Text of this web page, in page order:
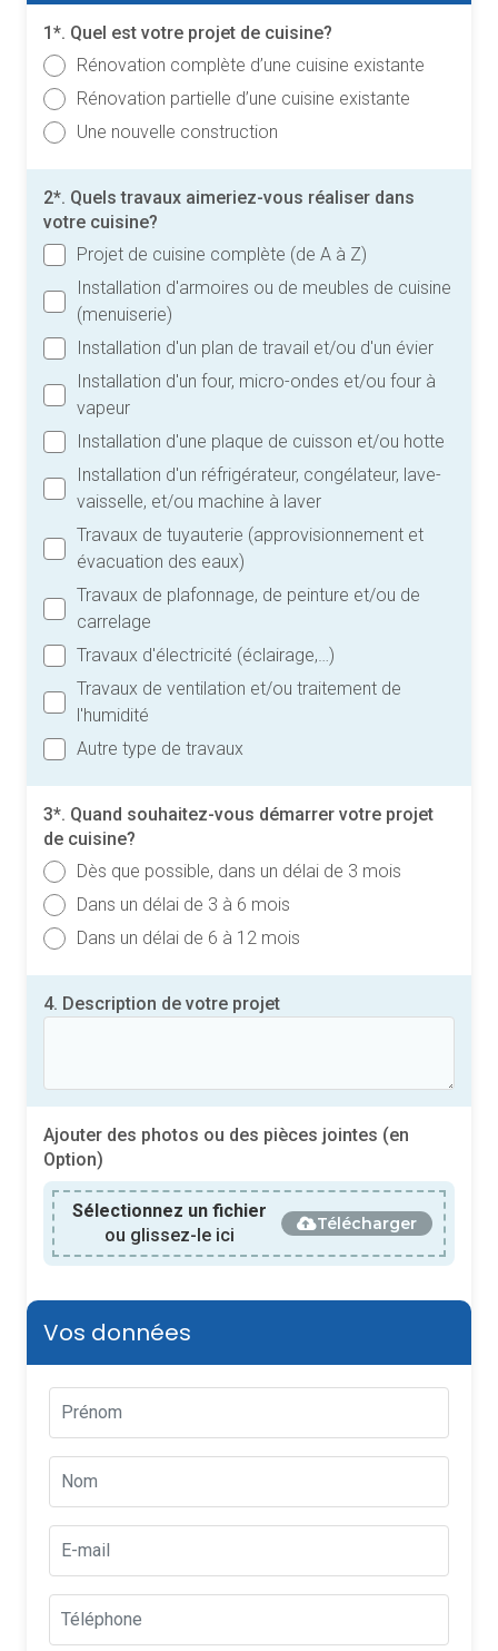
1*. Quel est votre projet de cuisine?
Rénovation complète d’une cuisine existante
Rénovation partielle d’une cuisine existante
Une nouvelle construction
2*. Quels travaux aimeriez-vous réaliser dans
votre cuisine?
Projet de cuisine complète (de A à Z)
Installation d'armoires ou de meubles de cuisine
(menuiserie)
Installation d'un plan de travail et/ou d'un évier
Installation d'un four, micro-ondes et/ou four à
vapeur
Installation d'une plaque de cuisson et/ou hotte
Installation d'un réfrigérateur, congélateur, lave-
vaisselle, et/ou machine à laver
Travaux de tuyauterie (approvisionnement et
évacuation des eaux)
Travaux de plafonnage, de peinture et/ou de
carrelage
Travaux d'électricité (éclairage,…)
Travaux de ventilation et/ou traitement de
l'humidité
Autre type de travaux
3*. Quand souhaitez-vous démarrer votre projet
de cuisine?
Dès que possible, dans un délai de 3 mois
Dans un délai de 3 à 6 mois
Dans un délai de 6 à 12 mois
4. Description de votre projet
Ajouter des photos ou des pièces jointes (en
Option)
Sélectionnez un fichier
ou glissez-le ici
Télécharger
Vos données